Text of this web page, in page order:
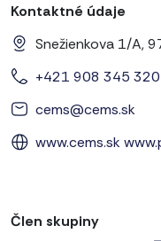
Kontaktné údaje
Snežienkova 1/A,
+421 908 345 320
cems@cems.sk
www.cems.sk
Člen skupiny